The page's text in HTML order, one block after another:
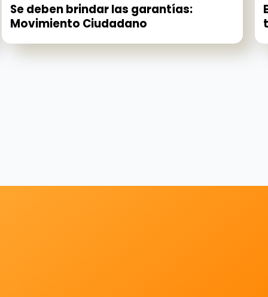
Se deben brindar las garantías:
Movimiento Ciudadano